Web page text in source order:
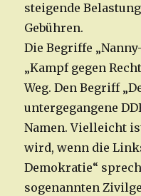
steigende
Gebühren.
Die Begriffe
„Kampf gegen
Weg. Den Begriff
untergegangene
Namen. Vielleicht
wird, wenn die
Demokratie“
sogenannten